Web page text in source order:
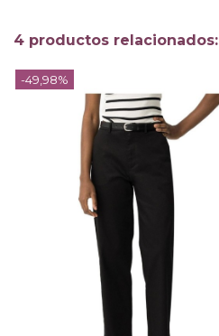
4 productos relacionados:
-49,98%